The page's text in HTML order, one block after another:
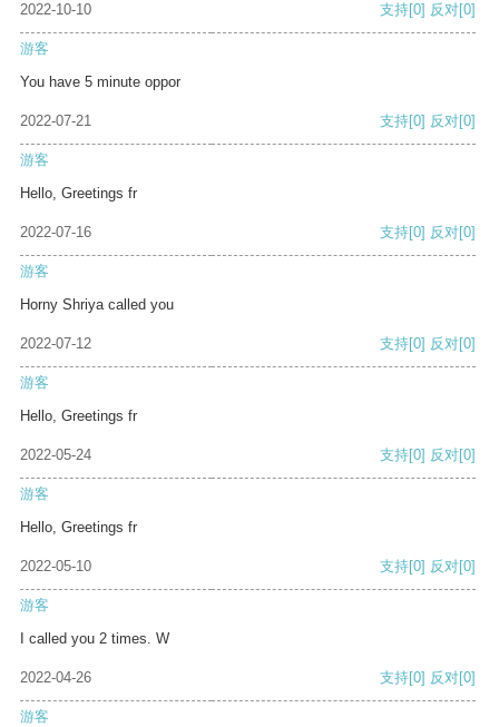
2022-10-10 支持[0] 反对[0]
游客
You have 5 minute oppor
2022-07-21 支持[0] 反对[0]
游客
Hello, Greetings fr
2022-07-16 支持[0] 反对[0]
游客
Horny Shriya called you
2022-07-12 支持[0] 反对[0]
游客
Hello, Greetings fr
2022-05-24 支持[0] 反对[0]
游客
Hello, Greetings fr
2022-05-10 支持[0] 反对[0]
游客
I called you 2 times. W
2022-04-26 支持[0] 反对[0]
游客